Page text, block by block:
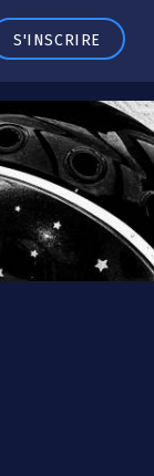
S'INSCRIRE